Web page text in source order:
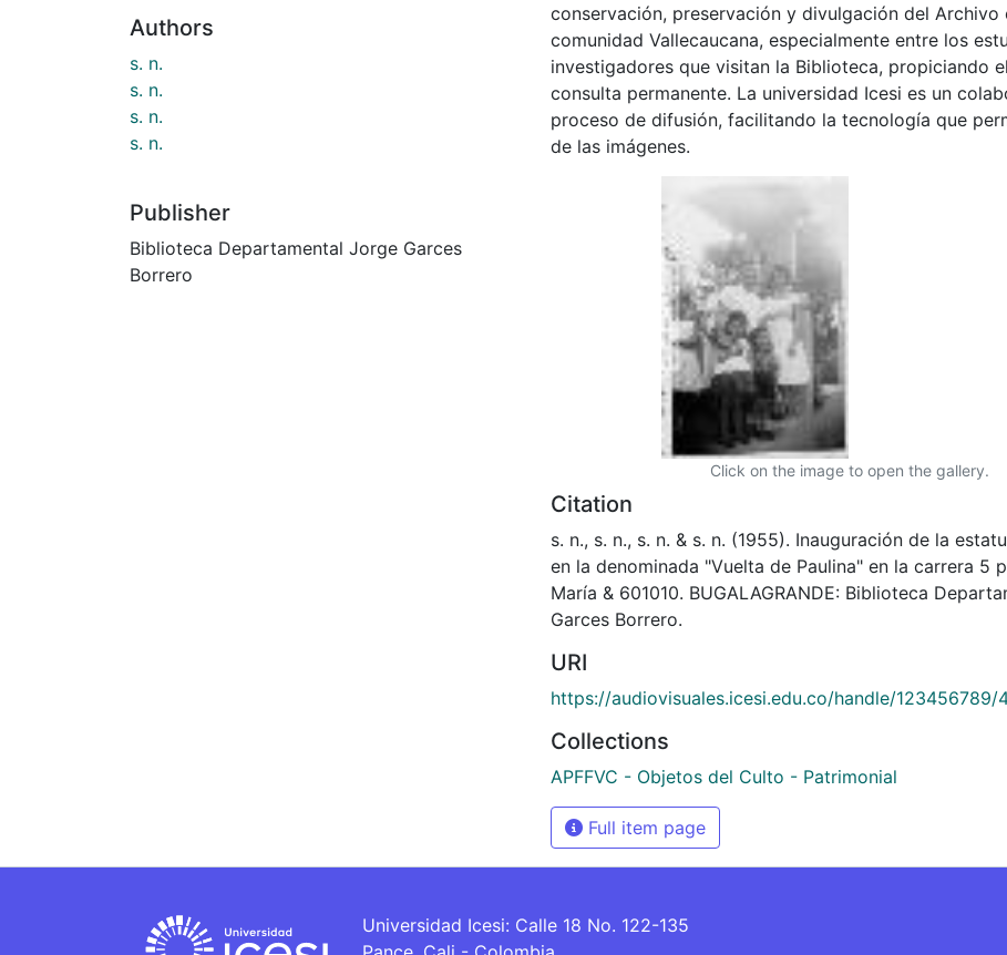
Authors
s. n.
s. n.
s. n.
s. n.
Publisher
Biblioteca Departamental Jorge Garces
Borrero
conservación, preservación y divulgación del Archivo
comunidad Vallecaucana, especialmente entre los
investigadores que visitan la Biblioteca, propiciando
consulta permanente. La universidad Icesi es un
proceso de difusión, facilitando la tecnología que
de las imágenes.
Click on the image to open the gallery.
Citation
s. n., s. n., s. n. & s. n. (1955). Inauguración de la
en la denominada "Vuelta de Paulina" en la carrera 5
María & 601010. BUGALAGRANDE: Biblioteca
Garces Borrero.
URI
https://audiovisuales.icesi.edu.co/handle/123456789/
Collections
APFFVC - Objetos del Culto - Patrimonial
Full item page
Universidad Icesi: Calle 18 No. 122-135